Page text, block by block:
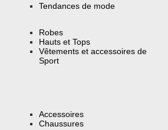
Tendances de mode
Robes
Hauts et Tops
Vêtements et accessoires de
Sport
Accessoires
Chaussures